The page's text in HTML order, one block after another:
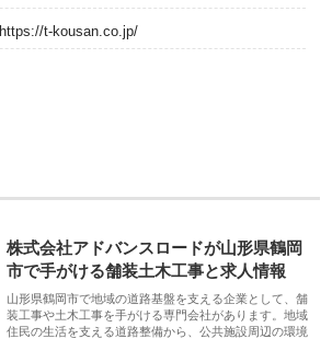
https://t-kousan.co.jp/
株式会社アドバンスロードが山形県鶴岡
市で手がける舗装土木工事と求人情報
山形県鶴岡市で地域の道路基盤を支える企業として、舗
装工事や土木工事を手がける専門会社があります。地域
住民の生活を支える道路整備から、公共施設周辺の環境